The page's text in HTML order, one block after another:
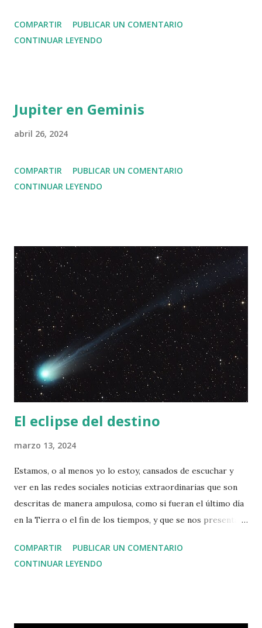
COMPARTIR
PUBLICAR UN COMENTARIO
CONTINUAR LEYENDO
Jupiter en Geminis
abril 26, 2024
COMPARTIR
PUBLICAR UN COMENTARIO
CONTINUAR LEYENDO
El eclipse del destino
marzo 13, 2024
Estamos, o al menos yo lo estoy, cansados de escuchar y
ver en las redes sociales noticias extraordinarias que son
descritas de manera ampulosa, como si fueran el último día
en la Tierra o el fin de los tiempos, y que se nos presentan
unos días, pasan al olvido eterno sin pena ni gloria. Por eso,
este acontecimiento celeste es importante, ya que, desde el
COMPARTIR
PUBLICAR UN COMENTARIO
CONTINUAR LEYENDO